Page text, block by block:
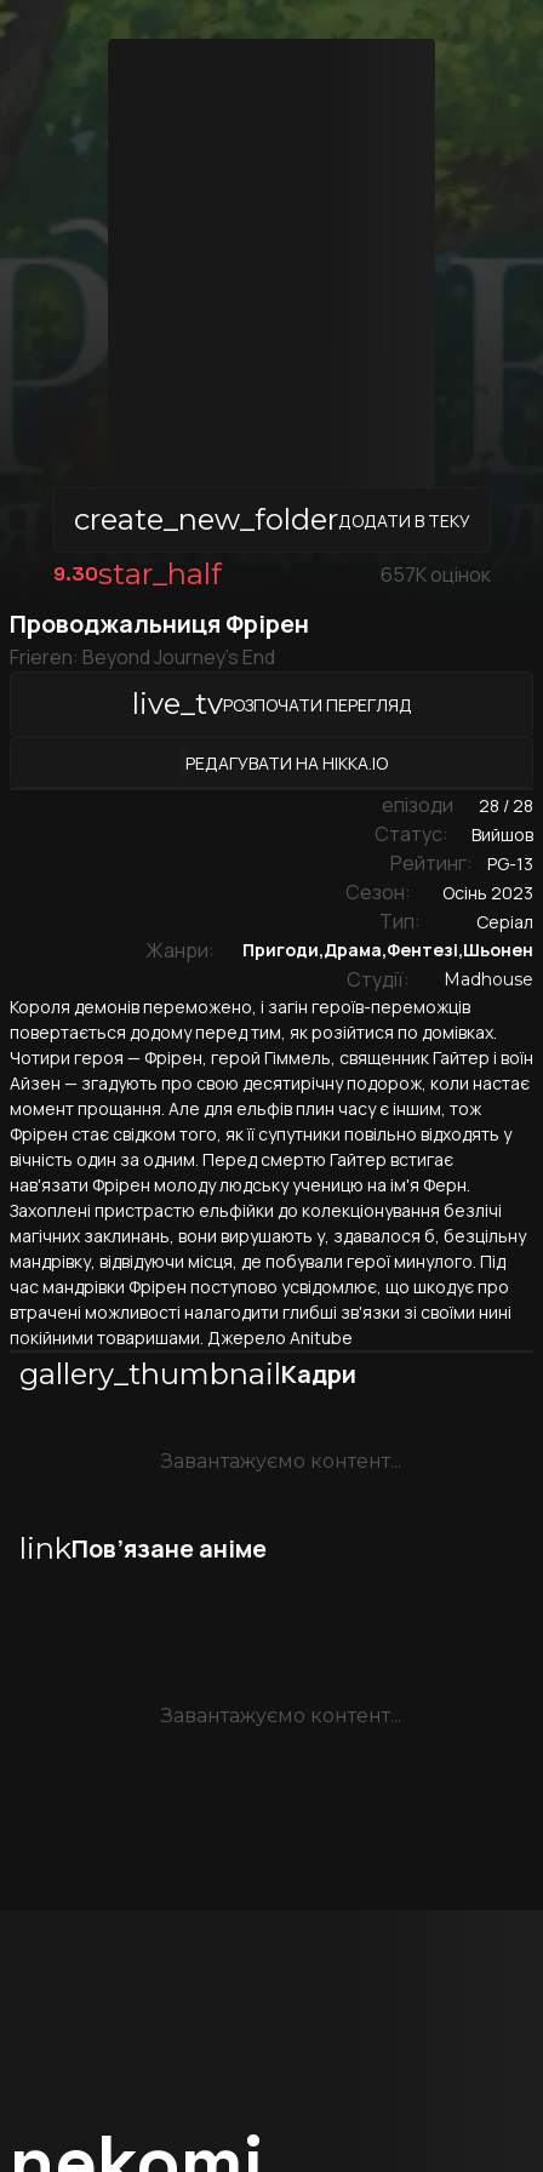
create_new_folderДОДАТИ В ТЕКУ
9.30star_half 657Kоцінок
Проводжальниця Фрірен
Frieren: Beyond Journey's End
live_tvРОЗПОЧАТИ ПЕРЕГЛЯД
РЕДАГУВАТИ НА HIKKA.IO
28 / 28
епізоди
Вийшов
Cтатус:
PG-13
Рейтинг:
Осінь 2023
Cезон:
Серіал
Тип:
Пригоди,Драма,Фентезі,Шьонен
Жанри:
Madhouse
Студії:
​Короля демонів переможено, і загін героїв-переможців
повертається додому перед тим, як розійтися по домівках.
Чотири героя — Фрірен, герой Гіммель, священник Гайтер і воїн
Айзен — згадують про свою десятирічну подорож, коли настає
момент прощання. Але для ельфів плин часу є іншим, тож
Фрірен стає свідком того, як її супутники повільно відходять у
вічність один за одним. Перед смертю Гайтер встигає
нав'язати Фрірен молоду людську ученицю на ім'я Ферн.
Захоплені пристрастю ельфійки до колекціонування безлічі
магічних заклинань, вони вирушають у, здавалося б, безцільну
мандрівку, відвідуючи місця, де побували герої минулого. Під
час мандрівки Фрірен поступово усвідомлює, що шкодує про
втрачені можливості налагодити глибші зв'язки зі своїми нині
покійними товаришами. Джерело Anitube​
gallery_thumbnailКадри
Завантажуємо контент...
linkПов’язане аніме
Завантажуємо контент...